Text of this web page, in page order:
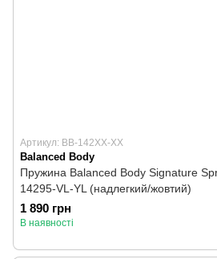
Артикул: BB-142XX-XX
Balanced Body
Пружина Balanced Body Signature
14295-VL-YL (надлегкий/жовтий)
1 890 грн
В наявності